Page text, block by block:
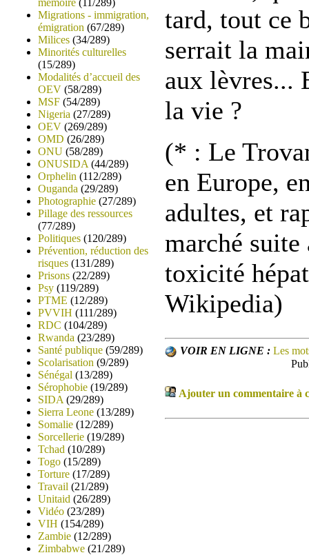
mémoire (11/289)
Migrations - immigration,
émigration (67/289)
Milices (34/289)
Minorités culturelles
(15/289)
Modalités d’accueil des
OEV (58/289)
MSF (54/289)
Nigeria (27/289)
OEV (269/289)
OMD (26/289)
ONU (58/289)
ONUSIDA (44/289)
Orphelin (112/289)
Ouganda (29/289)
Photographie (27/289)
Pillage des ressources
(77/289)
Politiques (120/289)
Prévention, réduction des
risques (131/289)
Prisons (22/289)
Psy (119/289)
PTME (12/289)
PVVIH (111/289)
RDC (104/289)
Rwanda (23/289)
Santé publique (59/289)
Scolarisation (9/289)
Sénégal (13/289)
Sérophobie (19/289)
SIDA (29/289)
Sierra Leone (13/289)
Somalie (12/289)
Sorcellerie (19/289)
Tchad (10/289)
Togo (15/289)
Torture (17/289)
Travail (21/289)
Unitaid (26/289)
Vidéo (23/289)
VIH (154/289)
Zambie (12/289)
Zimbabwe (21/289)
tard, tout ce
serrait la
aux lèvres...
la vie ?
(* : Le
en Europe,
adultes, et
marché suite
toxicité
Wikipedia)
VOIR EN LIGNE : Les
Ajouter un commentaire à